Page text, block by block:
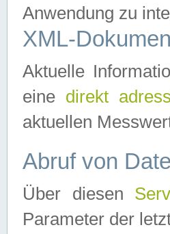
Anwendung zu
XML-
Aktuelle
eine direkt
aktuellen
Abruf von
Über diesen
Parameter der